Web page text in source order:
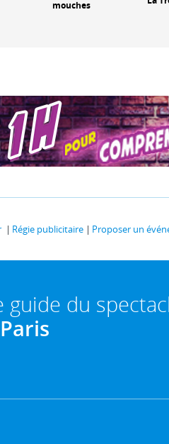
mouches
Régie publicitaire Proposer un
guide du